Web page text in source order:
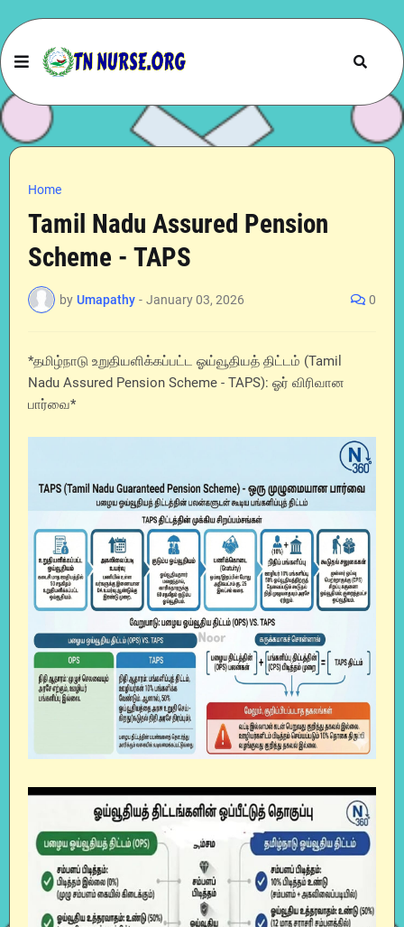
Home
Tamil Nadu Assured Pension
Scheme - TAPS
by Umapathy - January 03, 2026 0
*தமிழ்நாடு உறுதியளிக்கப்பட்ட ஓய்வூதியத் திட்டம் (Tamil
Nadu Assured Pension Scheme - TAPS): ஓர் விரிவான
பார்வை*